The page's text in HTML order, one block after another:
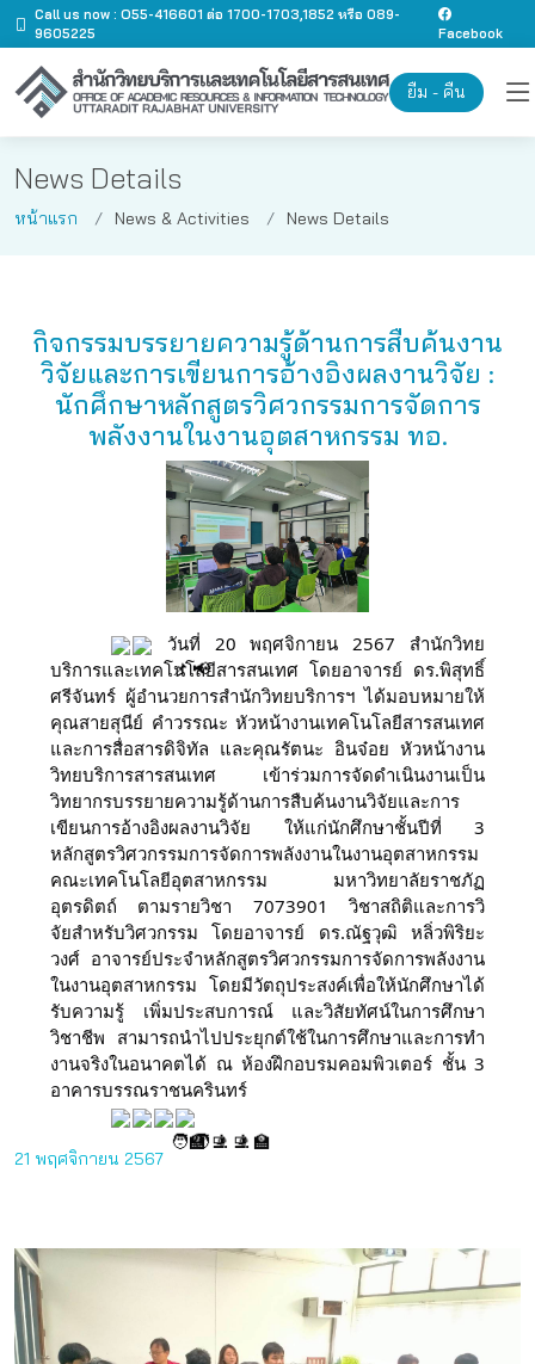
Call us now : O55-416601 ต่อ 1700-1703,1852 หรือ 089-
9605225
Facebook
ยืม - คืน
News Details
หน้าแรก News & Activities News Details
กิจกรรมบรรยายความรู้ด้านการสืบค้นงาน
วิจัยและการเขียนการอ้างอิงผลงานวิจัย :
นักศึกษาหลักสูตรวิศวกรรมการจัดการ
พลังงานในงานอุตสาหกรรม ทอ.
วันที่ 20 พฤศจิกายน 2567 สำนักวิทย
บริการและเทคโนโลยีสารสนเทศ โดยอาจารย์ ดร.พิสุทธิ์
ศรีจันทร์ ผู้อำนวยการสำนักวิทยบริการฯได้มอบหมายให้
คุณสายสุนีย์ คำวรรณะ หัวหน้างานเทคโนโลยีสารสนเทศ
และการสื่อสารดิจิทัล และคุณรัตนะ อินจ๋อย หัวหน้างาน
วิทยบริการสารสนเทศ เข้าร่วมการจัดดำเนินงานเป็น
วิทยากรบรรยายความรู้ด้านการสืบค้นงานวิจัยและการ
เขียนการอ้างอิงผลงานวิจัย ให้แก่นักศึกษาชั้นปีที่ 3
หลักสูตรวิศวกรรมการจัดการพลังงานในงานอุตสาหกรรม
คณะเทคโนโลยีอุตสาหกรรม มหาวิทยาลัยราชภัฏ
อุตรดิตถ์ ตามรายวิชา 7073901 วิชาสถิติและการวิ
จัยสําหรับวิศวกรรม โดยอาจารย์ ดร.ณัฐวุฒิ หลิ่วพิริยะ
วงศ์ อาจารย์ประจำหลักสูตรวิศวกรรมการจัดการพลังงาน
ในงานอุตสาหกรรม โดยมีวัตถุประสงค์เพื่อให้นักศึกษาได้
รับความรู้ เพิ่มประสบการณ์ และวิสัยทัศน์ในการศึกษา
วิชาชีพ สามารถนําไปประยุกต์ใช้ในการศึกษาและการทํา
งานจริงในอนาคตได้ ณ ห้องฝึกอบรมคอมพิวเตอร์ ชั้น 3
อาคารบรรณราชนครินทร์
21 พฤศจิกายน 2567